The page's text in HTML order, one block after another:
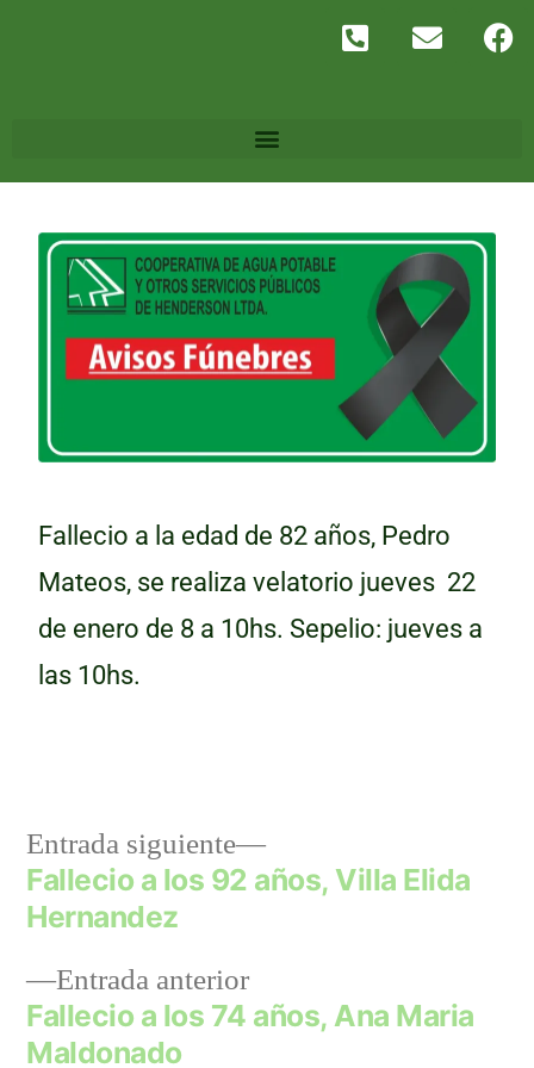
Fallecio a la edad de 82 años, Pedro
Mateos, se realiza velatorio jueves 22
de enero de 8 a 10hs. Sepelio: jueves a
las 10hs.
admin
enero
21,
2026
Sepelios
Entrada anterior
Fallecio a los 74 años, Ana Maria
Maldonado
Entrada siguiente
Fallecio a los 92 años, Villa Elida
Hernandez